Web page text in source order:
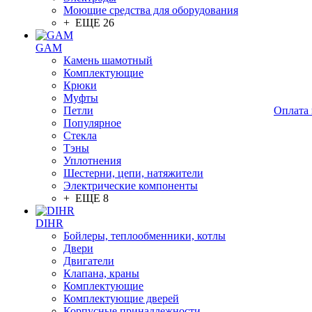
Моющие средства для оборудования
+ ЕЩЕ 26
GAM
Камень шамотный
Комплектующие
Крюки
Муфты
Петли
Популярное
Стекла
Тэны
Уплотнения
Шестерни, цепи, натяжители
Электрические компоненты
+ ЕЩЕ 8
DIHR
Бойлеры, теплообменники, котлы
Двери
Двигатели
Клапана, краны
Комплектующие
Комплектующие дверей
Оплата